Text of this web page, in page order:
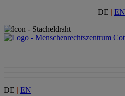
DE | EN
DE | EN